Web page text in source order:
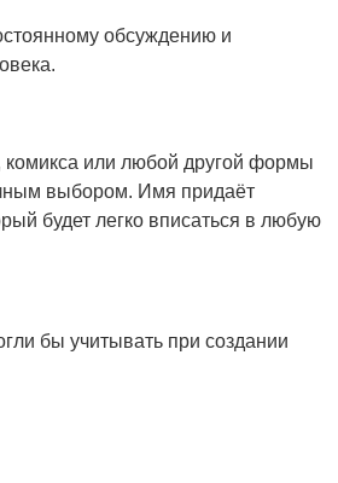
обсуждению и
комикса или любой другой формы
выбором. Имя придаёт
будет легко вписаться в любую
бы учитывать при создании